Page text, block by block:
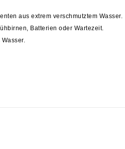
aus extrem verschmutztem Wasser.
Batterien oder Wartezeit.